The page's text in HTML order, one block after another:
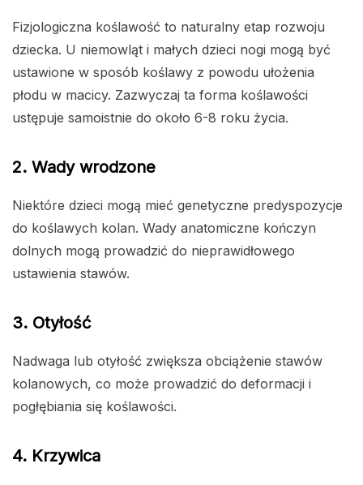
Fizjologiczna koślawość to naturalny etap rozwoju
dziecka. U niemowląt i małych dzieci nogi mogą być
ustawione w sposób koślawy z powodu ułożenia
płodu w macicy. Zazwyczaj ta forma koślawości
ustępuje samoistnie do około 6-8 roku życia.
2. Wady wrodzone
Niektóre dzieci mogą mieć genetyczne predyspozycje
do koślawych kolan. Wady anatomiczne kończyn
dolnych mogą prowadzić do nieprawidłowego
ustawienia stawów.
3. Otyłość
Nadwaga lub otyłość zwiększa obciążenie stawów
kolanowych, co może prowadzić do deformacji i
pogłębiania się koślawości.
4. Krzywica